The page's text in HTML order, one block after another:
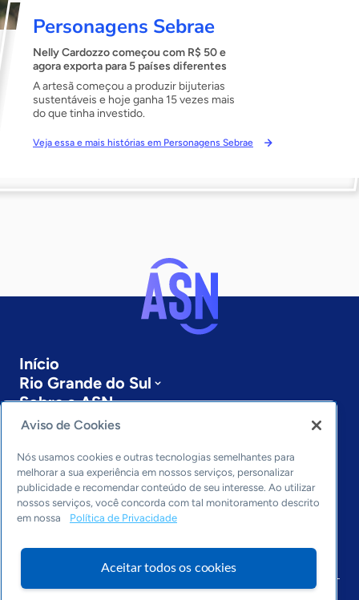
Personagens Sebrae
Nelly Cardozzo começou com R$ 50 e
agora exporta para 5 países diferentes
A artesã começou a produzir bijuterias
sustentáveis e hoje ganha 15 vezes mais
do que tinha investido.
Veja essa e mais histórias em Personagens Sebrae
Início
Rio Grande do Sul
Sobre a ASN
Últimas notícias
Editorias
Economia & Política
Inovação & Tecnologia
Dados
Aviso de Cookies
Nós usamos cookies e outras tecnologias semelhantes para
melhorar a sua experiência em nossos serviços, personalizar
publicidade e recomendar conteúdo de seu interesse. Ao utilizar
nossos serviços, você concorda com tal monitoramento descrito
em nossa
Política de Privacidade
Aceitar todos os cookies